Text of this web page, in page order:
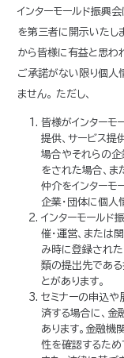
インターモールド振興
を第三者に開示いたし
から皆様に有益と思わ
ご承諾がない限り個人
ません。 ただし、
皆様がインターモ
提供、サービス提
場合やそれらの企
をされた場合、
仲介をインターモ
企業・団体に個人
インターモールド
催・運営、または
み時に登録された
類の提出先であ
とがあります。
セミナーの申込
済する場合に、
あります。金融機
性を確認するため